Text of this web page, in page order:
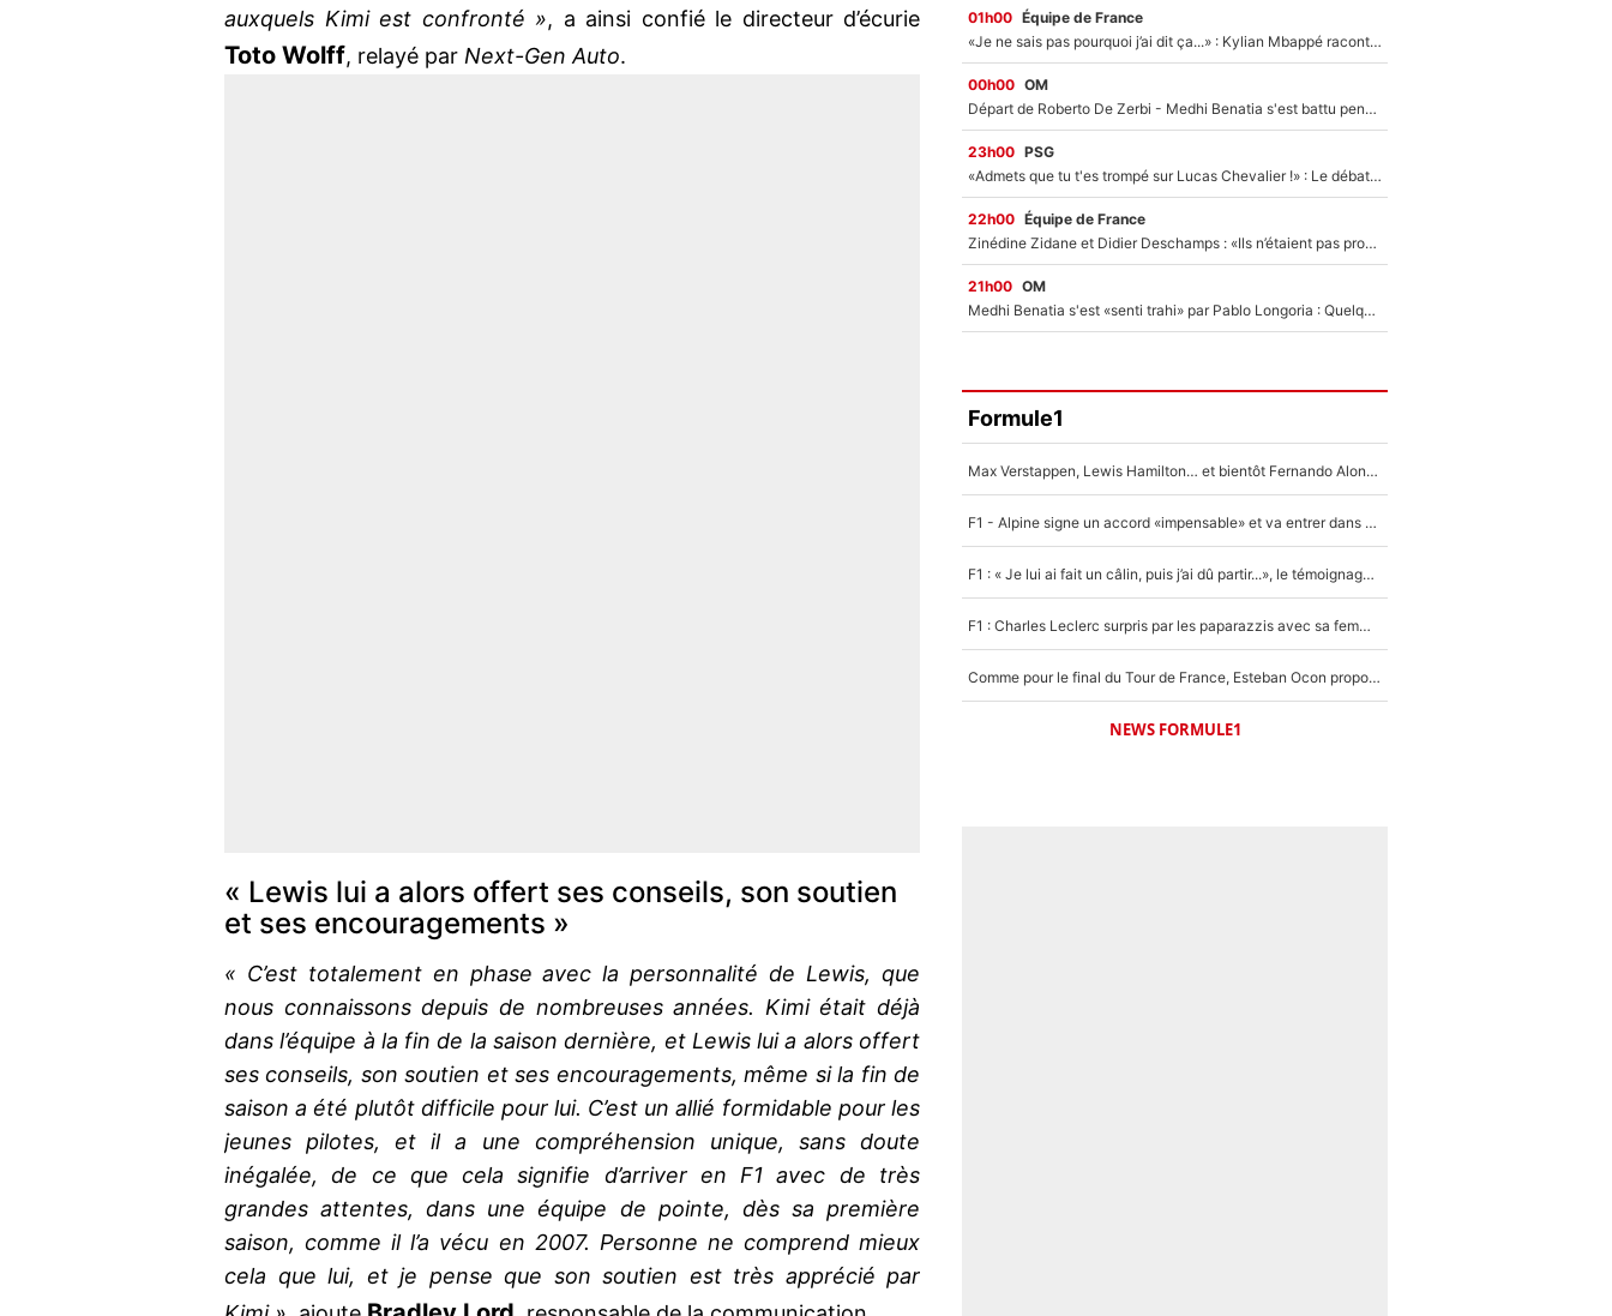
auxquels Kimi est confronté », a ainsi confié le directeur d’écurie
Toto Wolff, relayé par Next-Gen Auto.
« Lewis lui a alors offert ses conseils, son soutien
et ses encouragements »
« C’est totalement en phase avec la personnalité de Lewis, que
nous connaissons depuis de nombreuses années. Kimi était déjà
dans l’équipe à la fin de la saison dernière, et Lewis lui a alors offert
ses conseils, son soutien et ses encouragements, même si la fin de
saison a été plutôt difficile pour lui. C’est un allié formidable pour les
jeunes pilotes, et il a une compréhension unique, sans doute
inégalée, de ce que cela signifie d’arriver en F1 avec de très
grandes attentes, dans une équipe de pointe, dès sa première
saison, comme il l’a vécu en 2007. Personne ne comprend mieux
cela que lui, et je pense que son soutien est très apprécié par
01h00 Équipe de France
«Je ne sais pas pourquoi j’ai dit ça...» : Kylian Mbappé raconte sa première rencontre avec Zinédine Zidane (et c’est très drôle)
00h00 OM
Départ de Roberto De Zerbi - Medhi Benatia s'est battu pendant six mois pour le retenir à l'OM, le PSG a été le naufrage de trop : «Je pars avec toi»
23h00 PSG
«Admets que tu t'es trompé sur Lucas Chevalier !» : Le débat sur le gardien du PSG vire au clash à l'After Foot
22h00 Équipe de France
Zinédine Zidane et Didier Deschamps : «Ils n’étaient pas proches», les confidences d’un membre de l’équipe de France 1998 sur leur relation spéciale
21h00 OM
Medhi Benatia s'est «senti trahi» par Pablo Longoria : Quelques semaines après son départ, l'ancien directeur de football de l'OM règle ses comptes
Formule1
Max Verstappen, Lewis Hamilton… et bientôt Fernando Alonso ? Le classement des pilotes les mieux payés en Formule 1 risque de changer !
F1 - Alpine signe un accord «impensable» et va entrer dans une nouvelle dimension : Grande nouvelle pour Pierre Gasly !
F1 : « Je lui ai fait un câlin, puis j’ai dû partir...», le témoignage émouvant de Max Verstappen sur sa fille
F1 : Charles Leclerc surpris par les paparazzis avec sa femme, les rumeurs étaient vraies !
Comme pour le final du Tour de France, Esteban Ocon propose un Grand Prix de Formule 1 à Paris : «Autour de l’Arc de Triomphe, ce serait génial» !
NEWS FORMULE1